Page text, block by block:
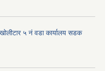
५ नं वडा कार्यालय सडक